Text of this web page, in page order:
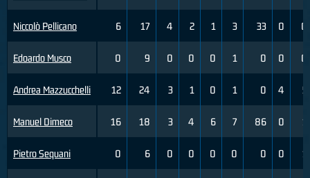
Niccolò Pellicano
Edoardo Musco
Andrea Mazzucchelli
Manuel Dimeco
Pietro Sequani
6 17 4 2 1 3 33 0 0
0 9 0 0 0 1 0 0 0
12 24 3 1 0 1 0 4 5
16 18 3 4 6 7 86 0 1
0 6 0 0 0 0 0 0 1